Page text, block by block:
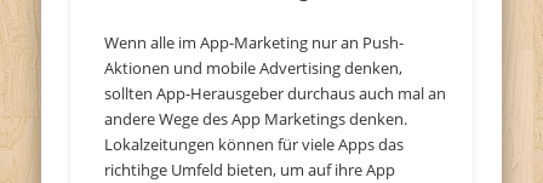
Wenn alle im App-Marketing nur an Push-
Aktionen und mobile Advertising denken,
sollten App-Herausgeber durchaus auch mal an
andere Wege des App Marketings denken.
Lokalzeitungen können für viele Apps das
richtihge Umfeld bieten, um auf ihre App